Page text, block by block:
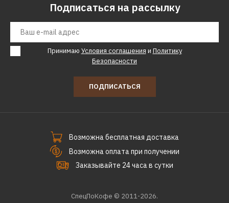
Подписаться на рассылку
Принимаю Условия соглашения и Политику
Безопасности
ПОДПИСАТЬСЯ
Возможна бесплатная доставка
Возможна оплата при получении
Заказывайте 24 часа в сутки
СпецПоКофе © 2011-2026.